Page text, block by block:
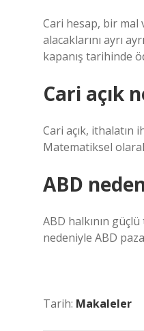
Cari hesap, bir mal
alacaklarını ayrı
kapanış tarihinde
Cari açık
Cari açık, ithalatın
Matematiksel
ABD
ABD halkının
nedeniyle ABD
Tarih: Makaleler